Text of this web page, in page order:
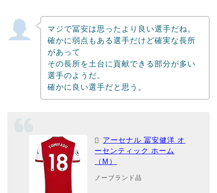
マジで冨安は思ったより良い選手だね。
確かに弱点もある選手だけど確実な長所
があって
その長所を土台に貢献できる部分が多い
選手のようだ。
確かに良い選手だと思う。
アーセナル 冨安健洋 オ
ーセンティック ホーム
（M）
ノーブランド品